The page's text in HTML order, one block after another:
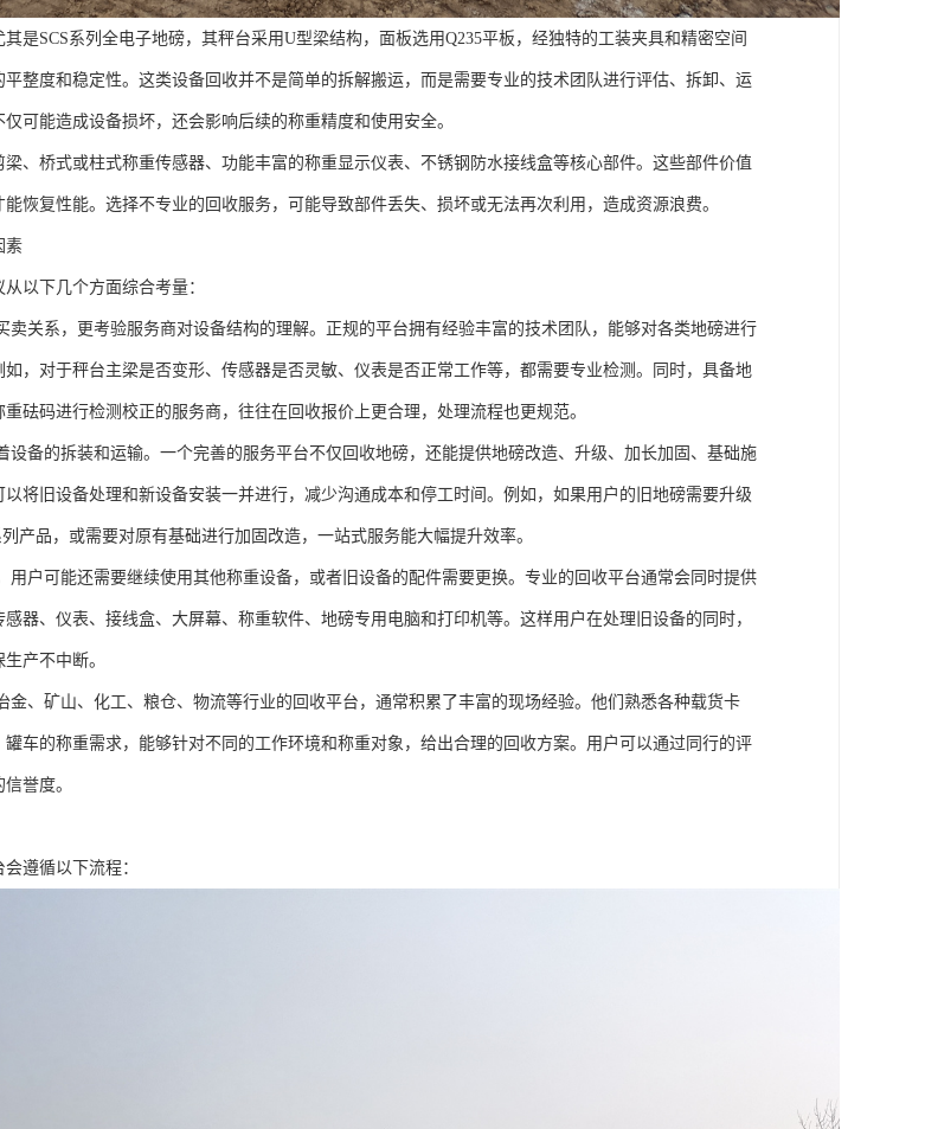
是SCS系列全电子地磅，其秤台采用U型梁结构，面板选用Q235平板，经独特的工装夹具和精密空间
整度和稳定性。这类设备回收并不是简单的拆解搬运，而是需要专业的技术团队进行评估、拆卸、运
可能造成设备损坏，还会影响后续的称重精度和使用安全。
、桥式或柱式称重传感器、功能丰富的称重显示仪表、不锈钢防水接线盒等核心部件。这些部件价值
恢复性能。选择不专业的回收服务，可能导致部件丢失、损坏或无法再次利用，造成资源浪费。
素
以下几个方面综合考量：
卖关系，更考验服务商对设备结构的理解。正规的平台拥有经验丰富的技术团队，能够对各类地磅进行
，对于秤台主梁是否变形、传感器是否灵敏、仪表是否正常工作等，都需要专业检测。同时，具备地
砝码进行检测校正的服务商，往往在回收报价上更合理，处理流程也更规范。
设备的拆装和运输。一个完善的服务平台不仅回收地磅，还能提供地磅改造、升级、加长加固、基础施
将旧设备处理和新设备安装一并进行，减少沟通成本和停工时间。例如，如果用户的旧地磅需要升级
产品，或需要对原有基础进行加固改造，一站式服务能大幅提升效率。
用户可能还需要继续使用其他称重设备，或者旧设备的配件需要更换。专业的回收平台通常会同时提供
器、仪表、接线盒、大屏幕、称重软件、地磅专用电脑和打印机等。这样用户在处理旧设备的同时，
产不中断。
金、矿山、化工、粮仓、物流等行业的回收平台，通常积累了丰富的现场经验。他们熟悉各种载货卡
车的称重需求，能够针对不同的工作环境和称重对象，给出合理的回收方案。用户可以通过同行的评
誉度。
遵循以下流程：